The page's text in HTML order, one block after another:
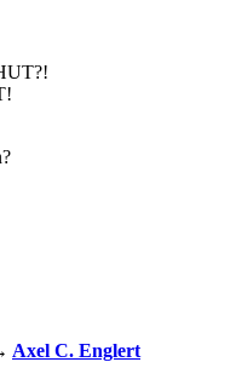
Axel C. Englert